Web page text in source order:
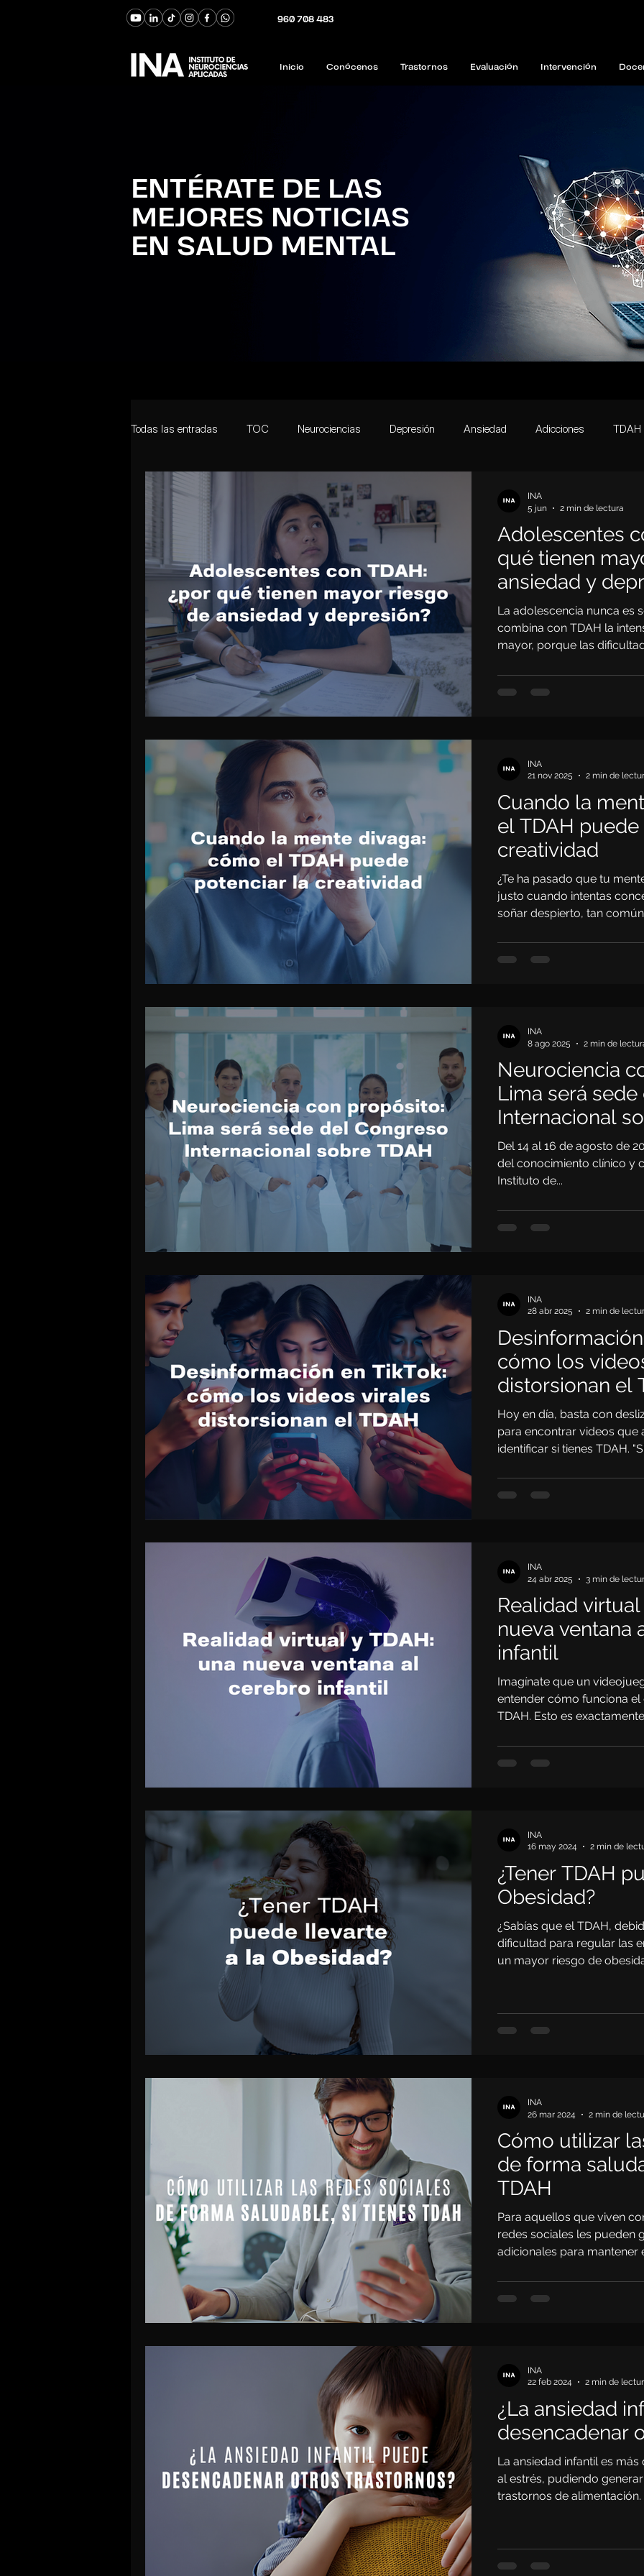
960 708 483
Inicio Conócenos Trastornos Evaluación Intervención
ENTÉRATE DE LAS
MEJORES NOTICIAS
EN SALUD MENTAL
Todas las entradas TOC Neurociencias Depresión Ansiedad Adicciones TDAH
Adolescencia Actividades
Personalidad Trastorno de Conducta Desempeño Académico Cerebro
Navidad Cambios de Ánimo Bipolaridad Mente
Calidad de sueño Ansiedad social
Adolescentes
qué tienen
ansiedad y
La adolescencia nunca es
combina con TDAH la
mayor, porque las
influyen profundamente
atraviesan esta etapa.
Sin embargo, muchos
INA
5 jun
2 min de lectura
Cuando la
el TDAH
creatividad
¿Te ha pasado que tu
justo cuando intentas
soñar despierto, tan
(TDAH), podría esconder
una mayor capacidad
INA
21 nov 2025
2 min de
Neurociencia
Lima será
Internacional
largo de la vida
Del 14 al 16 de agosto de
del conocimiento clínico y
Instituto de...
INA
8 ago 2025
2 min de
cómo los
distorsionan el
Hoy en día, basta con
para encontrar videos que
identificar si tienes TDAH.
que empiezas", entonces,
clips virales. Pero ¿qué tan
INA
28 abr 2025
2 min de
Realidad
nueva ventana
infantil
Imagínate que un
entender cómo funciona
TDAH. Esto es
realidad virtual
funcional (fMRI) para
INA
24 abr 2025
3 min de
¿Tener TDAH
Obesidad?
¿Sabías que el TDAH,
dificultad para regular las
un mayor riesgo de
INA
16 may 2024
2 min de
Cómo utilizar
de forma
TDAH
Para aquellos que viven
redes sociales les pueden
adicionales para mantener
INA
26 mar 2024
2 min de
¿La ansiedad
desencadenar
La ansiedad infantil es
al estrés, pudiendo
trastornos de alimentación.
INA
22 feb 2024
2 min de